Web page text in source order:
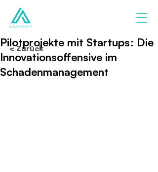
Pilotprojekte mit Startups: Die
Innovationsoffensive im
Schadenmanagement
< Zurück